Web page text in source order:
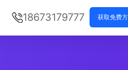
18673179777 获取免费